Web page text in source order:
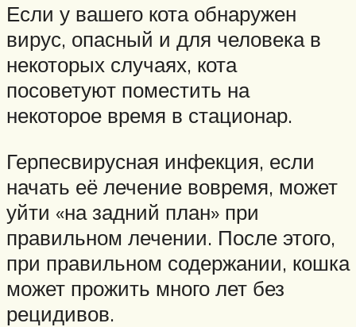
Если у вашего кота обнаружен
вирус, опасный и для человека в
некоторых случаях, кота
посоветуют поместить на
некоторое время в стационар.
Герпесвирусная инфекция, если
начать её лечение вовремя, может
уйти «на задний план» при
правильном лечении. После этого,
при правильном содержании, кошка
может прожить много лет без
рецидивов.